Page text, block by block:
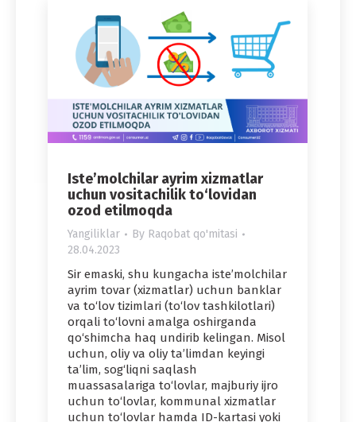
Iste’molchilar ayrim xizmatlar
uchun vositachilik to‘lovidan
ozod etilmoqda
Yangiliklar By Raqobat qo'mitasi
28.04.2023
Sir emaski, shu kungacha isteʼmolchilar
ayrim tovar (xizmatlar) uchun banklar
va to‘lov tizimlari (to‘lov tashkilotlari)
orqali to‘lovni amalga oshirganda
qo‘shimcha haq undirib kelingan. Misol
uchun, oliy va oliy taʼlimdan keyingi
taʼlim, sog‘liqni saqlash
muassasalariga to‘lovlar, majburiy ijro
uchun to‘lovlar, kommunal xizmatlar
uchun to‘lovlar hamda ID-kartasi yoki